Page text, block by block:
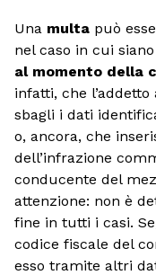
Una multa può
nel caso in cui siano
al momento della
infatti, che
sbagli i dati
o, ancora, che
dell’infrazione
conducente del
attenzione: non è
fine in tutti i casi.
codice fiscale del
esso tramite altri